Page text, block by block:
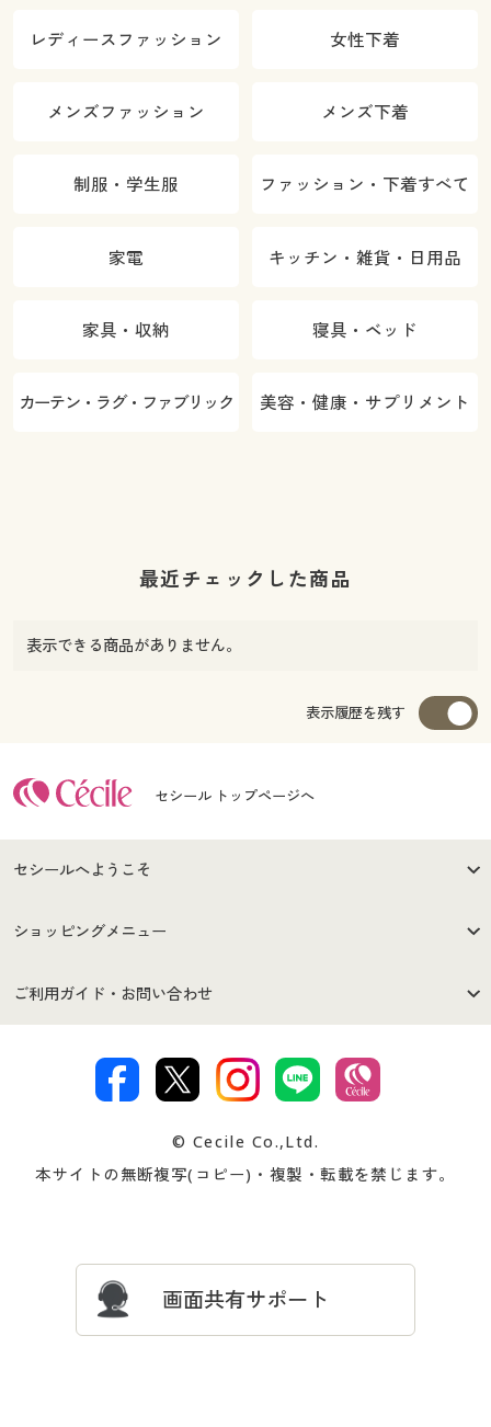
レディースファッション 女性下着
メンズファッション メンズ下着
制服・学生服 ファッション・下着すべて
家電 キッチン・雑貨・日用品
家具・収納 寝具・ベッド
カーテン・ラグ・ファブリック 美容・健康・サプリメント
最近チェックした商品
表示できる商品がありません。
表示履歴を残す
セシール トップページへ
セシールへようこそ
はじめての方へ
セシールご利用規約
著作権・商標について 会社案内
ショッピングメニュー
商品カテゴリ
プレゼント＆キャンペーン サイトマップ
ご利用ガイド・お問い合わせ
交換・返品は お支払は
ついて
忘れの場合
© Cecile Co.,Ltd.
本サイトの無断複写(コピー)・複製・転載を禁じます。
画面共有サポート